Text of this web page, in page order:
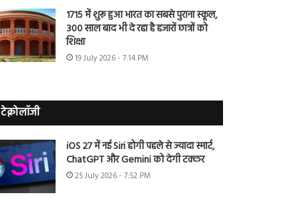
1715 में शुरू हुआ भारत का सबसे पुराना स्कूल,
300 साल बाद भी दे रहा है हजारों छात्रों को
शिक्षा
19 July 2026 - 7:14 PM
टेक्नोलॉजी
iOS 27 में नई Siri होगी पहले से ज्यादा स्मार्ट,
ChatGPT और Gemini को देगी टक्कर
25 July 2026 - 7:52 PM